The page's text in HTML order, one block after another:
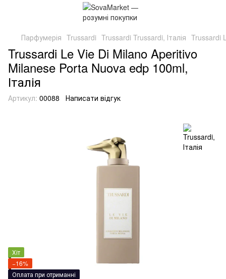
Парфумерія Trussardi Trussardi Trussardi, Італія Trussardi
Trussardi Le Vie Di Milano Aperitivo
Milanese Porta Nuova edp 100ml,
Італія
Артикул: 00088 Написати відгук
Хіт
−16%
Оплата при отриманні